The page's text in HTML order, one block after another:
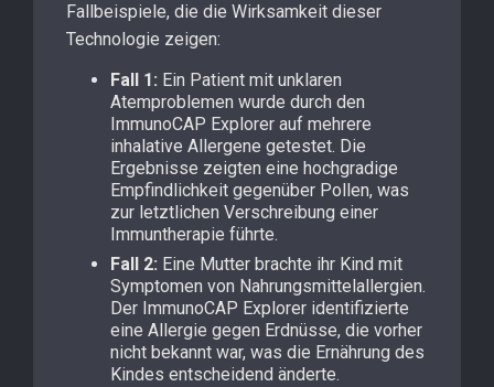
Fallbeispiele, die die Wirksamkeit dieser
Technologie zeigen:
Fall 1: Ein Patient mit unklaren
Atemproblemen wurde durch den
ImmunoCAP Explorer auf mehrere
inhalative Allergene getestet. Die
Ergebnisse zeigten eine hochgradige
Empfindlichkeit gegenüber Pollen, was
zur letztlichen Verschreibung einer
Immuntherapie führte.
Fall 2: Eine Mutter brachte ihr Kind mit
Symptomen von Nahrungsmittelallergien.
Der ImmunoCAP Explorer identifizierte
eine Allergie gegen Erdnüsse, die vorher
nicht bekannt war, was die Ernährung des
Kindes entscheidend änderte.